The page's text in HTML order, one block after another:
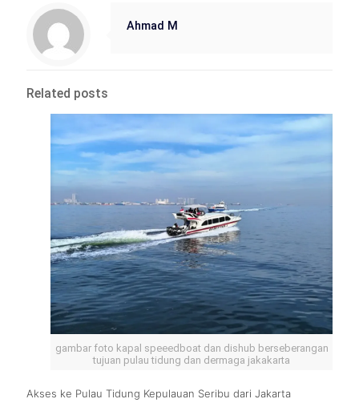
Ahmad M
Related posts
gambar foto kapal speeedboat dan dishub berseberangan
tujuan pulau tidung dan dermaga jakakarta
Akses ke Pulau Tidung Kepulauan Seribu dari Jakarta